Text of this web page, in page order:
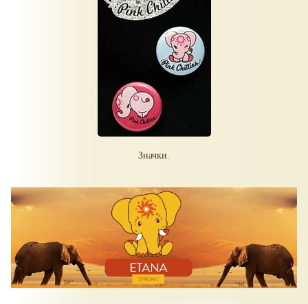
Значки.